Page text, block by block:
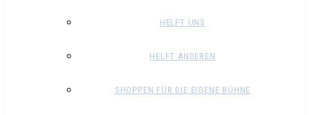
HELFT UNS
HELFT ANDEREN
SHOPPEN FÜR DIE EIGENE BÜHNE